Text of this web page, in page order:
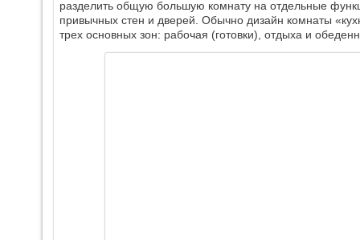
разделить общую большую комнату на отдельные
привычных стен и дверей. Обычно дизайн комнаты
трех основных зон: рабочая (готовки), отдыха и